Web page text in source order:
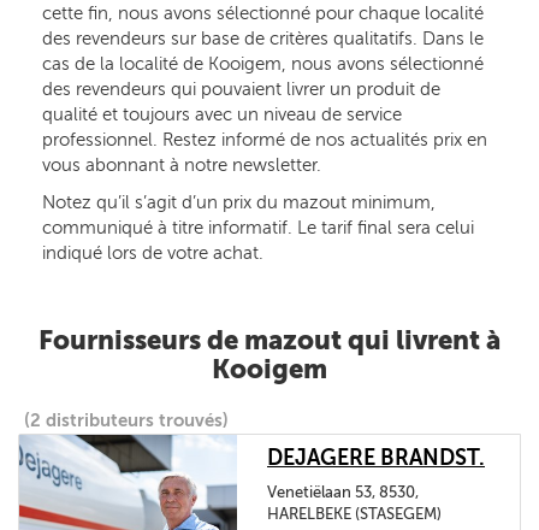
cette fin, nous avons sélectionné pour chaque localité
des revendeurs sur base de critères qualitatifs. Dans le
cas de la localité de Kooigem, nous avons sélectionné
des revendeurs qui pouvaient livrer un produit de
qualité et toujours avec un niveau de service
professionnel. Restez informé de nos actualités prix en
vous abonnant à notre newsletter.
Notez qu’il s’agit d’un prix du mazout minimum,
communiqué à titre informatif. Le tarif final sera celui
indiqué lors de votre achat.
Fournisseurs de mazout qui livrent à
Kooigem
(2 distributeurs trouvés)
DEJAGERE BRANDST.
Venetiëlaan 53, 8530,
HARELBEKE (STASEGEM)